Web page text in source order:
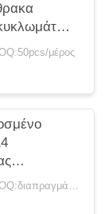
για
μέρος
τρία
negotiable MOQ:διαπραγμάτευση